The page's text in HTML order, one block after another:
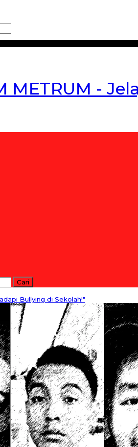
METRUM -
Bullying di Sekolah!"